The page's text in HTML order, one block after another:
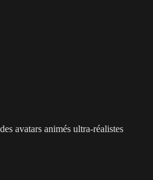
avatars animés ultra-réalistes